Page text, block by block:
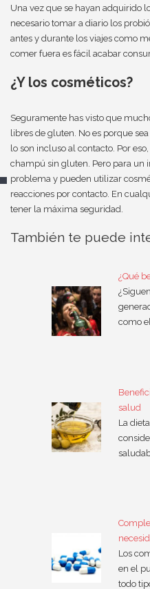
Una vez que se hayan adquirido
necesario tomar a diario los
antes y durante los viajes como
comer fuera es fácil acabar
¿Y los cosméticos?
Seguramente has visto que
libres de gluten. No es porque
lo son incluso al contacto. Por
champú sin gluten. Pero para un
problema y pueden utilizar
reacciones por contacto. En
tener la máxima seguridad.
También te puede
¿Qué
como
salud
La
Los
en el
todo